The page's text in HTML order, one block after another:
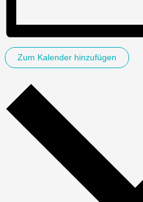
Zum Kalender hinzufügen